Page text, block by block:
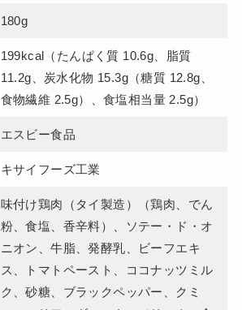
180g
199kcal（たんぱく質 10.6g、脂質
11.2g、炭水化物 15.3g（糖質 12.8g、
食物繊維 2.5g）、食塩相当量 2.5g）
エスビー食品
キサイフーズ工業
味付け鶏肉（タイ製造）（鶏肉、でん
粉、食塩、香辛料）、ソテー・ド・オ
ニオン、牛脂、発酵乳、ビーフエキ
ス、トマトペースト、ココナッツミル
ク、砂糖、ブラックペッパー、クミ